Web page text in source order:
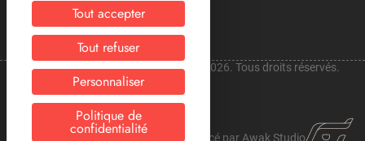
Tout accepter
Tout refuser
Personnaliser
Politique de
confidentialité
Copyright © CRIJ Hauts-de-France 2026. Tous droits réservés.
Mentions légales Site réalisé et référencé par Awak Studio